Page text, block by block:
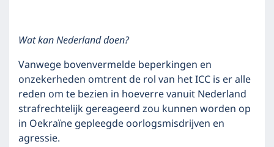
Wat kan Nederland doen?
Vanwege bovenvermelde beperkingen en
onzekerheden omtrent de rol van het ICC is er alle
reden om te bezien in hoeverre vanuit Nederland
strafrechtelijk gereageerd zou kunnen worden op
in Oekraïne gepleegde oorlogsmisdrijven en
agressie.